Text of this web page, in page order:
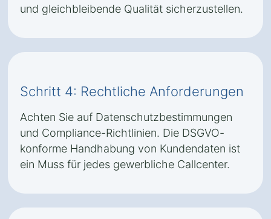
und gleichbleibende Qualität sicherzustellen.
Schritt 4: Rechtliche Anforderungen
Achten Sie auf Datenschutzbestimmungen
und Compliance-Richtlinien. Die DSGVO-
konforme Handhabung von Kundendaten ist
ein Muss für jedes gewerbliche Callcenter.